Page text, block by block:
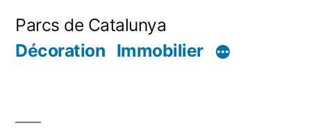
Parcs de Catalunya
Décoration Immobilier